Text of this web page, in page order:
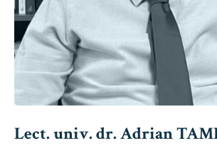
Lect. univ. dr. Adrian